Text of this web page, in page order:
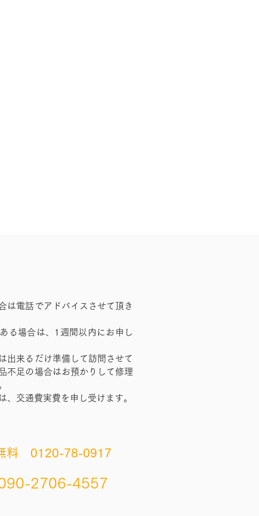
は電話でアドバイスさせて頂き
る場合は、1週間以内にお申し
出来るだけ準備して訪問させて
不足の場合はお預かりして修理
、交通費実費を申し受けます。
料 0120-78-0917
2706-4557